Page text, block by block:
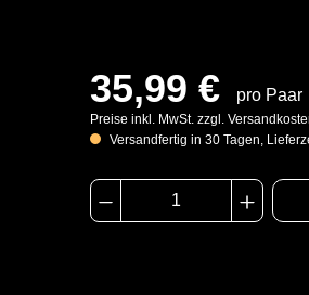
35,99 € pro Paar
Preise inkl. MwSt. zzgl.
Versandfertig in 30 Tagen,